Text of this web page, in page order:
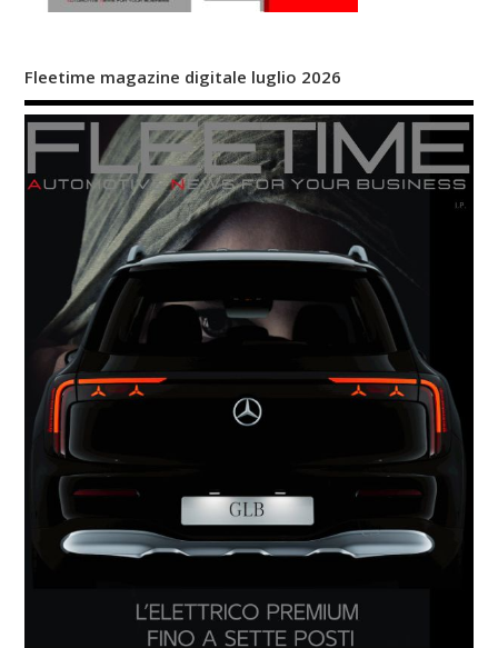
Fleetime magazine digitale luglio 2026